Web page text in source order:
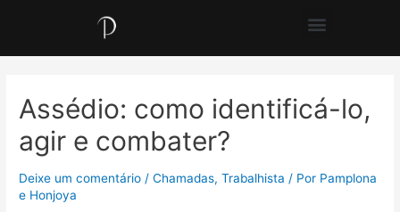
Assédio: como identificá-lo,
agir e combater?
Deixe um comentário /Chamadas,Trabalhista / Por Pamplona
e Honjoya